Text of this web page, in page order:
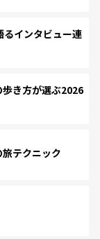
るインタビュー連
き方が選ぶ2026
テクニック